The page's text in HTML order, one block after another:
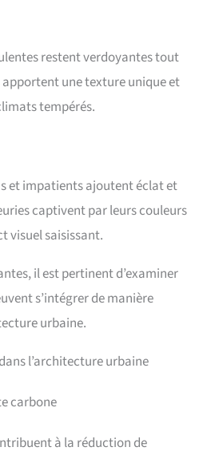
restent verdoyantes tout
apportent une texture unique et
tempérés.
et impatients ajoutent éclat et
captivent par leurs couleurs
visuel saisissant.
il est pertinent d’examiner
s’intégrer de manière
urbaine.
l’architecture urbaine
carbone
à la réduction de